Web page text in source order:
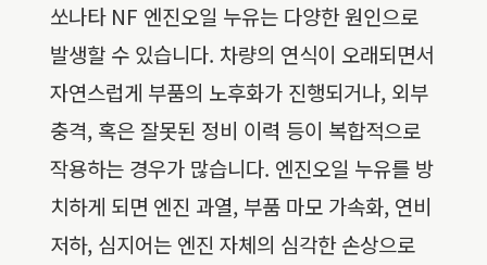
쏘나타 NF 엔진오일 누유는 다양한 원인으로
발생할 수 있습니다. 차량의 연식이 오래되면서
자연스럽게 부품의 노후화가 진행되거나, 외부
충격, 혹은 잘못된 정비 이력 등이 복합적으로
작용하는 경우가 많습니다. 엔진오일 누유를 방
치하게 되면 엔진 과열, 부품 마모 가속화, 연비
저하, 심지어는 엔진 자체의 심각한 손상으로